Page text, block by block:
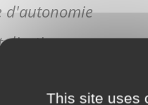
d'autonomie
domicile après
This site uses